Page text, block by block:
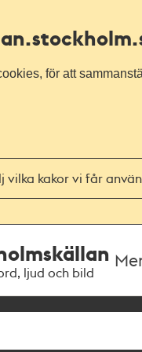
för att
vilka kakor vi får
ljud och bild